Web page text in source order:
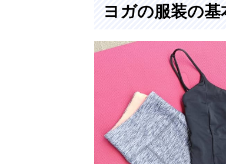
ヨガの服装の